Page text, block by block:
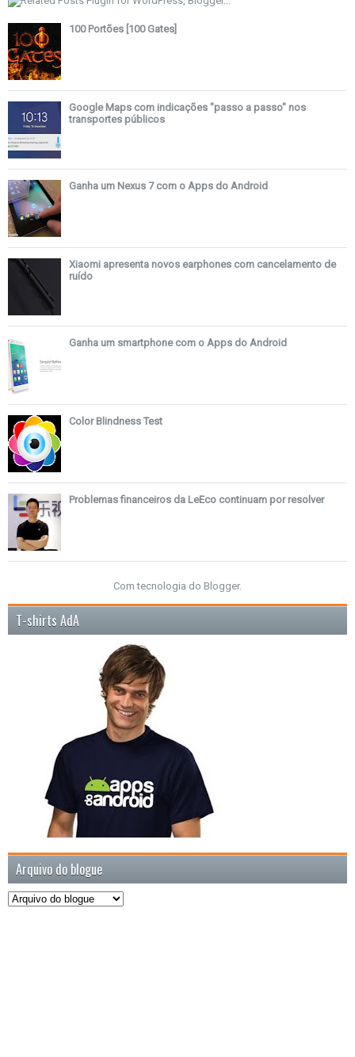
100 Portões [100 Gates]
Google Maps com indicações "passo a passo" nos
transportes públicos
Ganha um Nexus 7 com o Apps do Android
Xiaomi apresenta novos earphones com cancelamento de
ruído
Ganha um smartphone com o Apps do Android
Color Blindness Test
Problemas financeiros da LeEco continuam por resolver
Com tecnologia do Blogger.
T-shirts AdA
Arquivo do blogue